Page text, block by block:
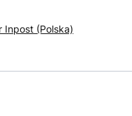
Inpost (Polska)